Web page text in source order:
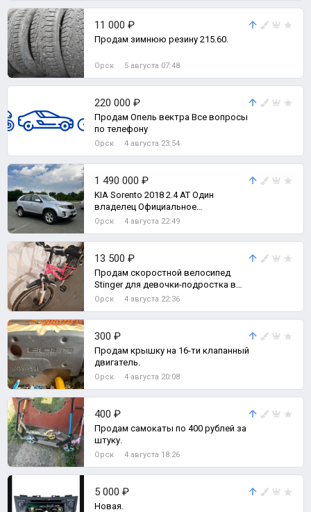
11 000 ₽
Продам зимнюю резину 215.60.
Орск 5 августа 07:48
220 000 ₽
Продам Опель вектра Все вопросы
по телефону
Орск 4 августа 23:54
1 490 000 ₽
KIA Sorento 2018 2.4 AT Один
владелец Официальное
обслуживание у дилеров Пробег
Орск 4 августа 22:49
13 500 ₽
Продам скоростной велосипед
Stinger для девочки-подростка в
отличном состоянии.
Орск 4 августа 22:36
300 ₽
Продам крышку на 16-ти клапанный
двигатель.
Орск 4 августа 20:08
400 ₽
Продам самокаты по 400 рублей за
штуку.
Орск 4 августа 18:26
5 000 ₽
Новая.